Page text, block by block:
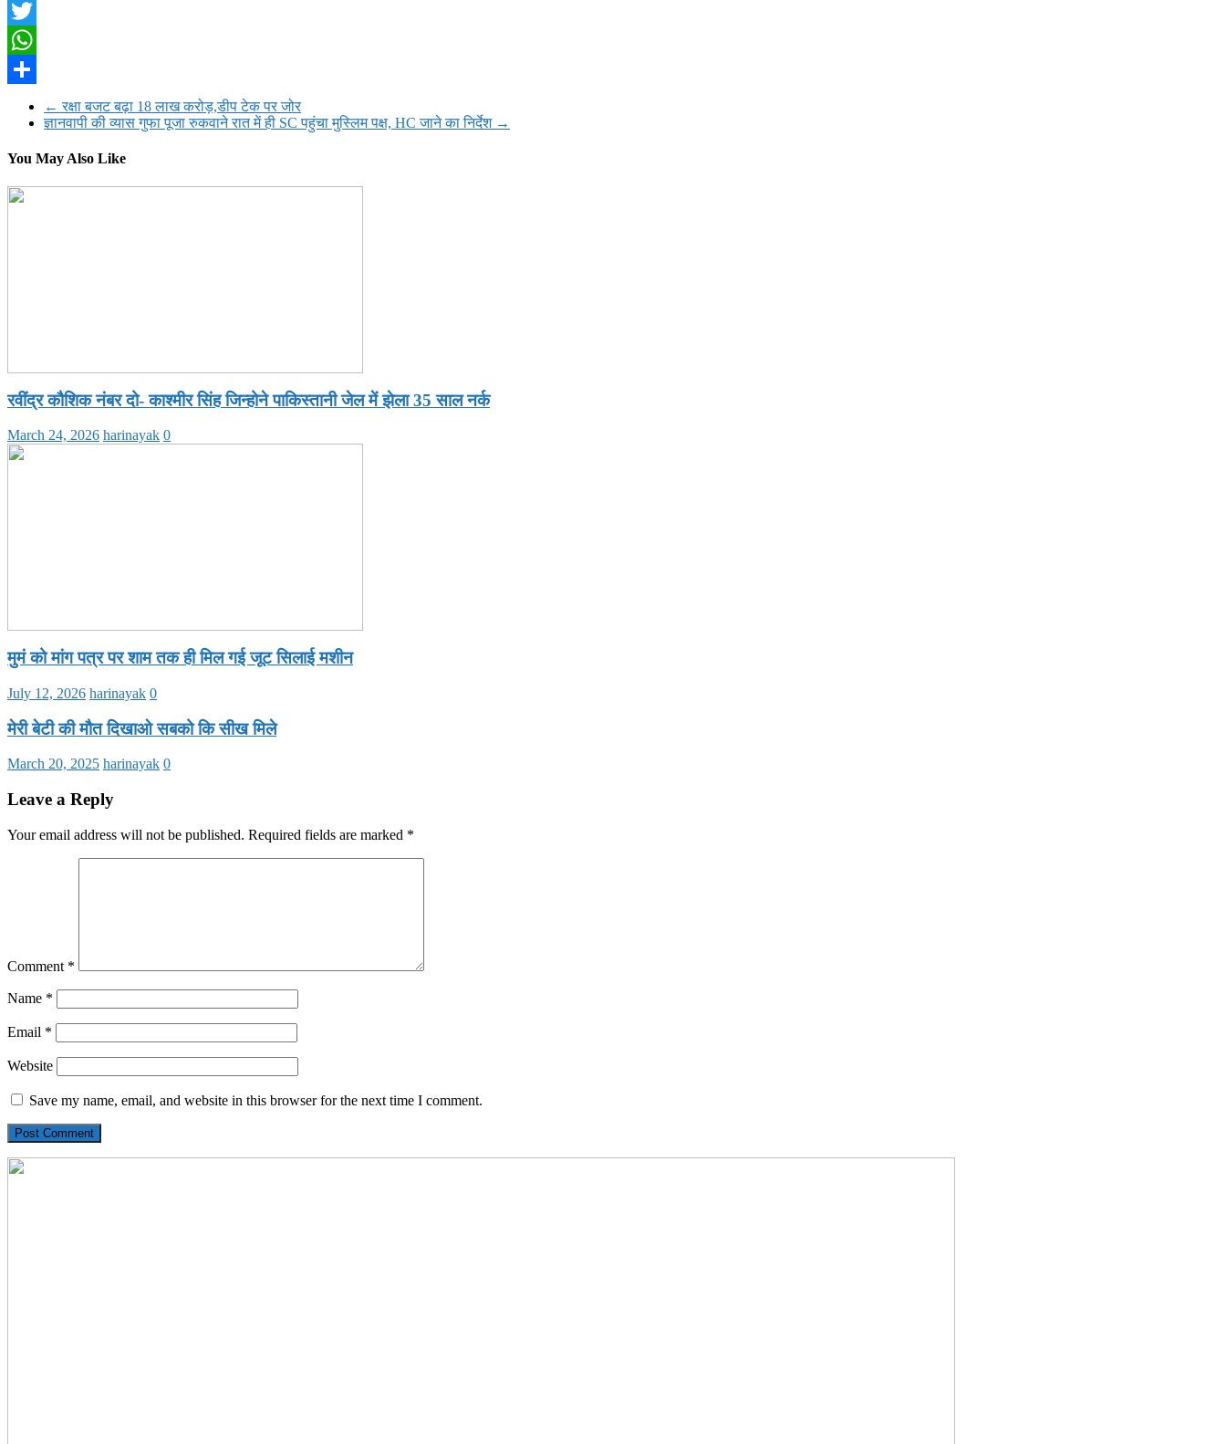
Facebook
Twitter
WhatsApp
← रक्षा बजट बढ़ा 18 लाख करोड़,डीप टेक पर जोर
ज्ञानवापी की व्यास गुफा पूजा रुकवाने रात में ही SC पहुंचा मुस्लिम पक्ष, HC जाने का निर्देश →
You May Also Like
रवींद्र कौशिक नंबर दो- काश्मीर सिंह जिन्होने पाकिस्तानी जेल में झेला 35 साल नर्क
March 24, 2026 harinayak 0
मुमं को मांग पत्र पर शाम तक ही मिल गई जूट सिलाई मशीन
July 12, 2026 harinayak 0
मेरी बेटी की मौत दिखाओ सबको कि सीख मिले
March 20, 2025 harinayak 0
Leave a Reply
Your email address will not be published. Required fields are marked *
Comment *
Name *
Email *
Website
Save my name, email, and website in this browser for the next time I comment.